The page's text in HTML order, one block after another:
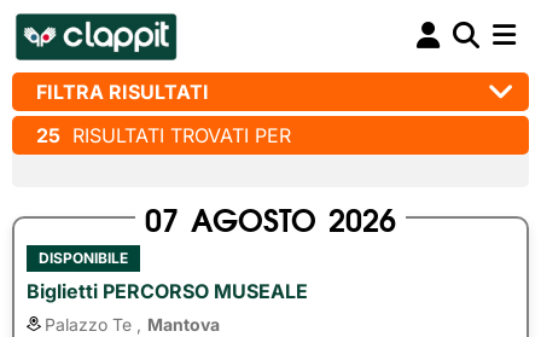
FILTRA RISULTATI
25 RISULTATI TROVATI PER
07 AGOSTO 2026
DISPONIBILE
Biglietti PERCORSO MUSEALE
Palazzo Te ,
Mantova